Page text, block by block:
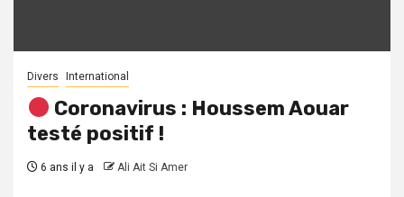
Divers International
Coronavirus : Houssem Aouar
testé positif !
6 ans il y a Ali Ait Si Amer